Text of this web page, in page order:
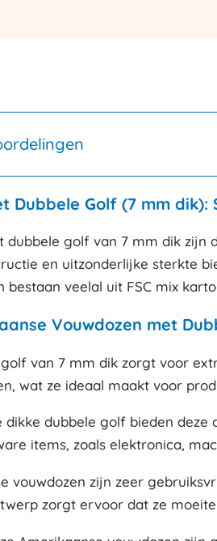
Dubbele Golf (7 mm
dubbele golf van 7 mm dik
en uitzonderlijke sterkte
veelal uit FSC mix
Vouwdozen met
van 7 mm dik zorgt voor
wat ze ideaal maakt voor
dubbele golf bieden
items, zoals elektronica,
vouwdozen zijn zeer
zorgt ervoor dat ze